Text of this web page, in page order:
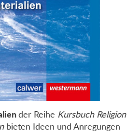
der Reihe Kursbuch Religion
bieten Ideen und Anregungen